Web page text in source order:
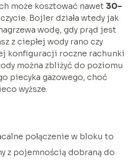
może kosztować nawet 30–
Bojler działa wtedy jak
wodę, gdy prąd jest
z ciepłej wody rano czy
konfiguracji roczne rachunki
można zbliżyć do poziomu
piecyka gazowego, choć
wyższe.
połączenie w bloku to
z pojemnością dobraną do